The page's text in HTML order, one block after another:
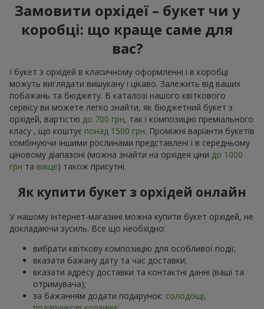
Замовити орхідеї – букет чи у
коробці: що краще саме для
вас?
І букет з орхідей в класичному оформленні і в коробці
можуть виглядати вишукану і цікаво. Залежить від ваших
побажань та бюджету. В каталозі нашого квіткового
сервісу ви можете легко знайти, як бюджетний букет з
орхідей, вартістю до 700 грн, так і композицію преміального
класу , що коштує понад 1500 грн. Проміжні варіанти букетів
комбінуючи іншими рослинами представлені і в середньому
ціновому діапазоні (можна знайти на орхідея ціни до 1000
грн та вище) також присутні.
Як купити букет з орхідей онлайн
У нашому інтернет-магазині можна купити букет орхідей, не
докладаючи зусиль. Все що необхідно:
вибрати квіткову композицію для особливої події;
вказати бажану дату та час доставки;
вказати адресу доставки та контактні данні (ваші та
отримувача);
за бажанням додати подарунок: солодощі,